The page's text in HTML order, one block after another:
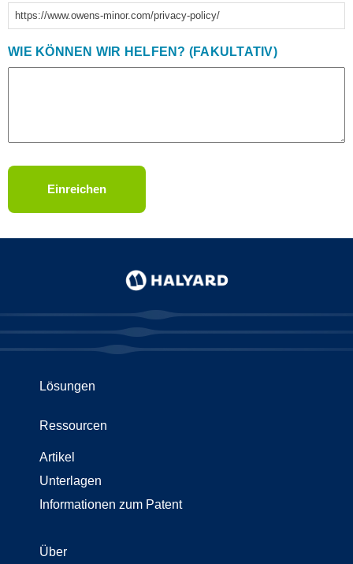
https://www.owens-minor.com/privacy-policy/
WIE KÖNNEN WIR HELFEN? (FAKULTATIV)
Lösungen
Ressourcen
Artikel
Unterlagen
Informationen zum Patent
Über